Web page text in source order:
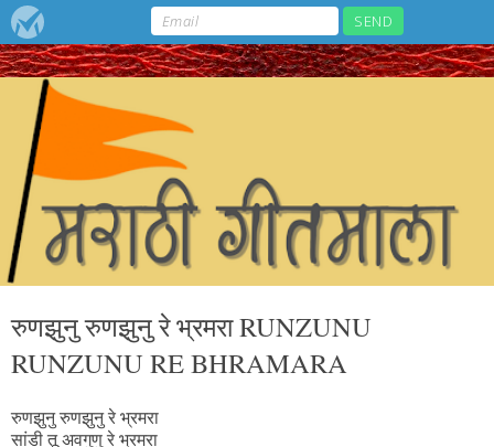
रुणझुनु रुणझुनु रे भ्रमरा RUNZUNU
RUNZUNU RE BHRAMARA
रुणझुनु रुणझुनु रे भ्रमरा
सांडी तू अवगुणु रे भ्रमरा